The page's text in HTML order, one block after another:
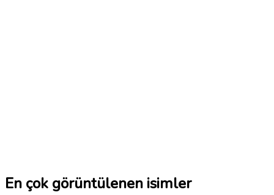
En çok görüntülenen isimler